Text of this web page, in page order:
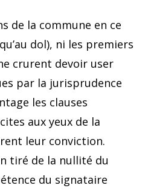
de la commune en ce
dol), ni les premiers
crurent devoir user
par la jurisprudence
les clauses
aux yeux de la
leur conviction.
tiré de la nullité du
du signataire